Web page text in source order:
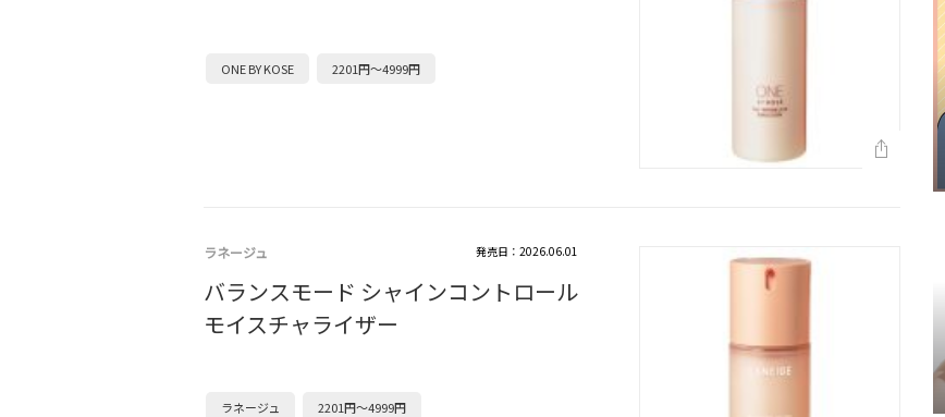
ONE BY KOSE 2201円～4999円
ラネージュ 発売日：2026.06.01
バランスモード シャインコントロール
モイスチャライザー
ラネージュ 2201円～4999円